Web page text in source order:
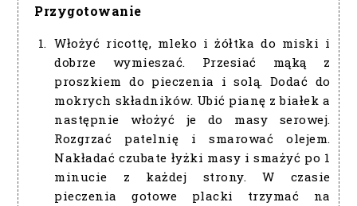
Przygotowanie
Włożyć ricottę, mleko i żółtka do miski i
dobrze wymieszać. Przesiać mąką z
proszkiem do pieczenia i solą. Dodać do
mokrych składników. Ubić pianę z białek a
następnie włożyć je do masy serowej.
Rozgrzać patelnię i smarować olejem.
Nakładać czubate łyżki masy i smażyć po 1
minucie z każdej strony. W czasie
pieczenia gotowe placki trzymać na